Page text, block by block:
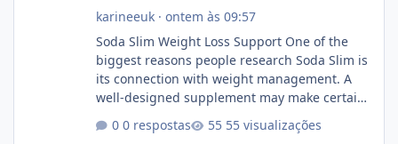
karineeuk· ontem às 09:57
Soda Slim Weight Loss Support One of the
biggest reasons people research Soda Slim is
its connection with weight management. A
well-designed supplement may make certain
aspects of a healthy routine easier to
maintain, depending on its ingredients and
0 respostas 55 visualizações